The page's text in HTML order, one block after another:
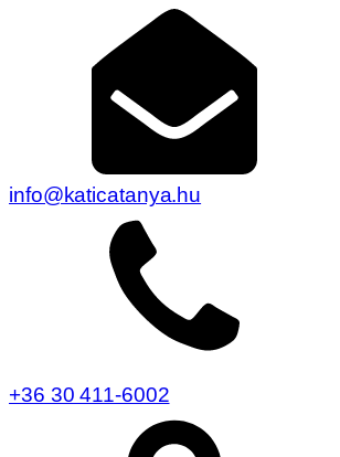
info@katicatanya.hu
+36 30 411-6002